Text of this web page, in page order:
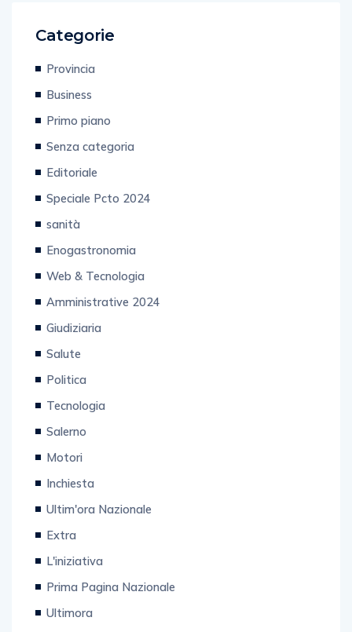
Business
Primo piano
Senza categoria
Editoriale
Speciale Pcto 2024
sanità
Enogastronomia
Web & Tecnologia
Amministrative 2024
Giudiziaria
Salute
Politica
Tecnologia
Salerno
Motori
Inchiesta
Ultim'ora Nazionale
Extra
L'iniziativa
Prima Pagina Nazionale
Ultimora
Campania